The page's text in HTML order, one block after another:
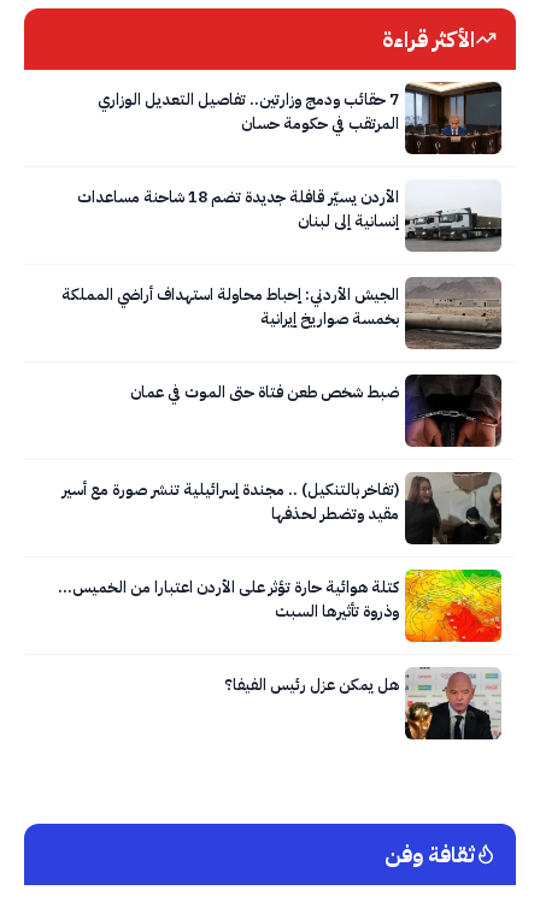
الأكثر قراءة
7 حقائب ودمج وزارتين.. تفاصيل التعديل الوزاري
المرتقب في حكومة حسان
الأردن يسيّر قافلة جديدة تضم 18 شاحنة مساعدات
إنسانية إلى لبنان
الجيش الأردني: إحباط محاولة استهداف أراضي المملكة
بخمسة صواريخ إيرانية
ضبط شخص طعن فتاة حتى الموت في عمان
(تفاخر بالتنكيل) .. مجندة إسرائيلية تنشر صورة مع أسير
مقيد وتضطر لحذفها
كتلة هوائية حارة تؤثر على الأردن اعتبارا من الخميس…
وذروة تأثيرها السبت
هل يمكن عزل رئيس الفيفا؟
ثقافة وفن